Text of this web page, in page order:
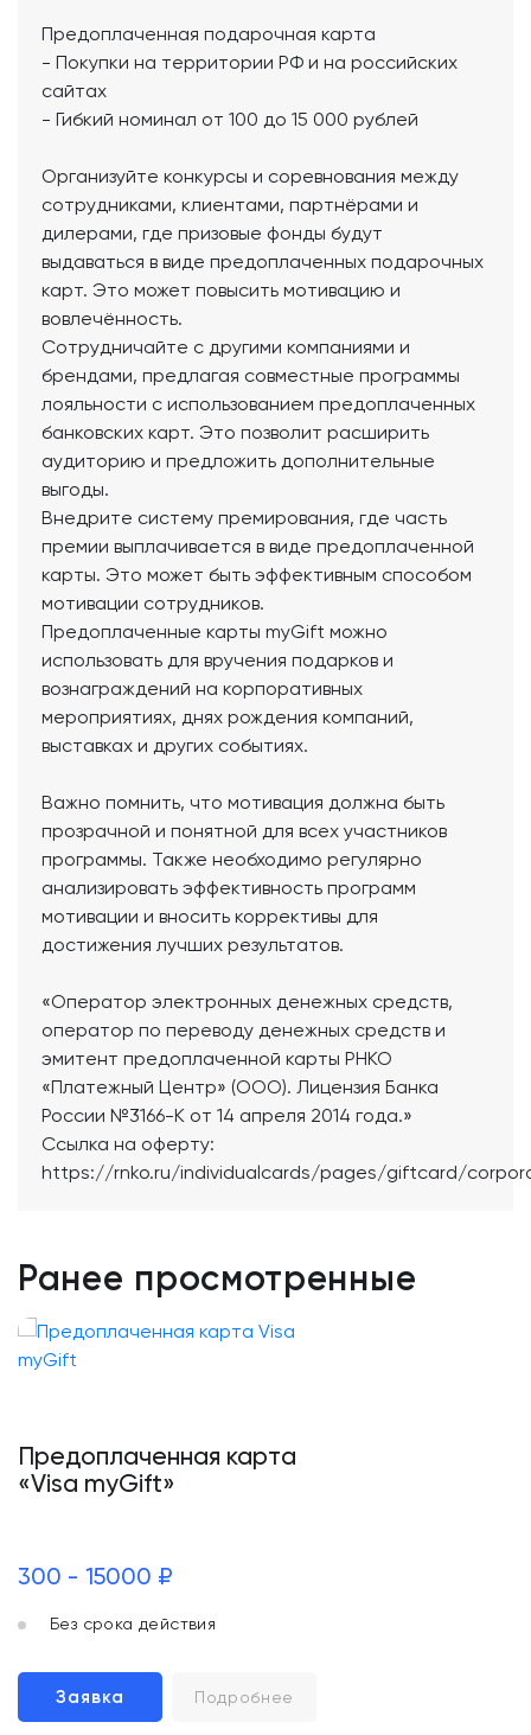
Предоплаченная подарочная карта
- Покупки на территории РФ и на российских
сайтах
- Гибкий номинал от 100 до 15 000 рублей
Организуйте конкурсы и соревнования между
сотрудниками, клиентами, партнёрами и
дилерами, где призовые фонды будут
выдаваться в виде предоплаченных подарочных
карт. Это может повысить мотивацию и
вовлечённость.
Сотрудничайте с другими компаниями и
брендами, предлагая совместные программы
лояльности с использованием предоплаченных
банковских карт. Это позволит расширить
аудиторию и предложить дополнительные
выгоды.
Внедрите систему премирования, где часть
премии выплачивается в виде предоплаченной
карты. Это может быть эффективным способом
мотивации сотрудников.
Предоплаченные карты myGift можно
использовать для вручения подарков и
вознаграждений на корпоративных
мероприятиях, днях рождения компаний,
выставках и других событиях.
Важно помнить, что мотивация должна быть
прозрачной и понятной для всех участников
программы. Также необходимо регулярно
анализировать эффективность программ
мотивации и вносить коррективы для
достижения лучших результатов.
«Оператор электронных денежных средств,
оператор по переводу денежных средств и
эмитент предоплаченной карты РНКО
«Платежный Центр» (ООО). Лицензия Банка
России №3166-К от 14 апреля 2014 года.»
Ссылка на оферту:
https://rnko.ru/individualcards/pages/giftcard/
Ранее просмотренные
Предоплаченная карта
«Visa myGift»
300 - 15000 ₽
Без срока действия
Заявка Подробнее